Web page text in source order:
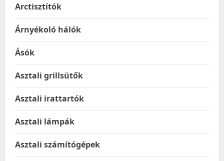
Arctisztítók
Árnyékoló hálók
Ásók
Asztali grillsütők
Asztali irattartók
Asztali lámpák
Asztali számítógépek